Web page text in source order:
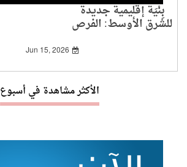
بِنْيَة إقليمية جديدة
للشرق الأوسط: الفرص
Jun 15, 2026
الأكثر مشاهدة في أسبوع